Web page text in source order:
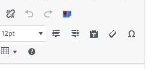
12pt